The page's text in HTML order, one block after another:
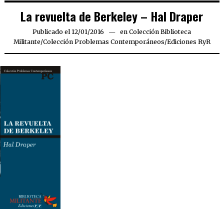
La revuelta de Berkeley – Hal Draper
Publicado el 12/01/2016 16/11/2019
en Colección Biblioteca
Militante/Colección Problemas Contemporáneos/Ediciones RyR